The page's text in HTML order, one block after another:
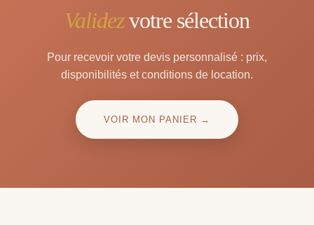
Validezvotre sélection
Pour recevoir votre devis personnalisé : prix,
disponibilités et conditions de location.
VOIR MON PANIER →